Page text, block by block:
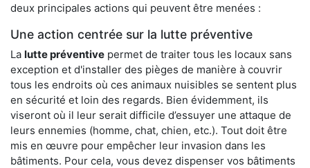
deux principales actions qui peuvent être menées :
Une action centrée sur la lutte préventive
La lutte préventive permet de traiter tous les locaux sans
exception et d'installer des pièges de manière à couvrir
tous les endroits où ces animaux nuisibles se sentent plus
en sécurité et loin des regards. Bien évidemment, ils
viseront où il leur serait difficile d’essuyer une attaque de
leurs ennemies (homme, chat, chien, etc.). Tout doit être
mis en œuvre pour empêcher leur invasion dans les
bâtiments. Pour cela, vous devez dispenser vos bâtiments